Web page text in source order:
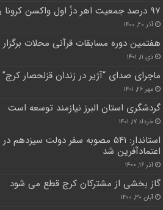
۹۷ درصد جمعیت اهر دزُ اول واکسن کرونا را دریافت کردند
آذر ۲۰, ۱۴۰۰
هفتمین دوره مسابقات قرآنی محلات
دی ۱۱, ۱۴۰۱
ماجرای صدای “آژیر در زندان قزلحصار
مهر ۲۶, ۱۴۰۱
گردشگری استان البرز نیازمند توسعه است
خرداد ۱۷, ۱۴۰۱
استاندار: ۵۴١ مصوبه سفر دولت
اعتمادآفرین شد
آذر ۱۶, ۱۴۰۰
گاز بخشی از مشترکان کرج قطع می شود
آبان ۳۰, ۱۴۰۰